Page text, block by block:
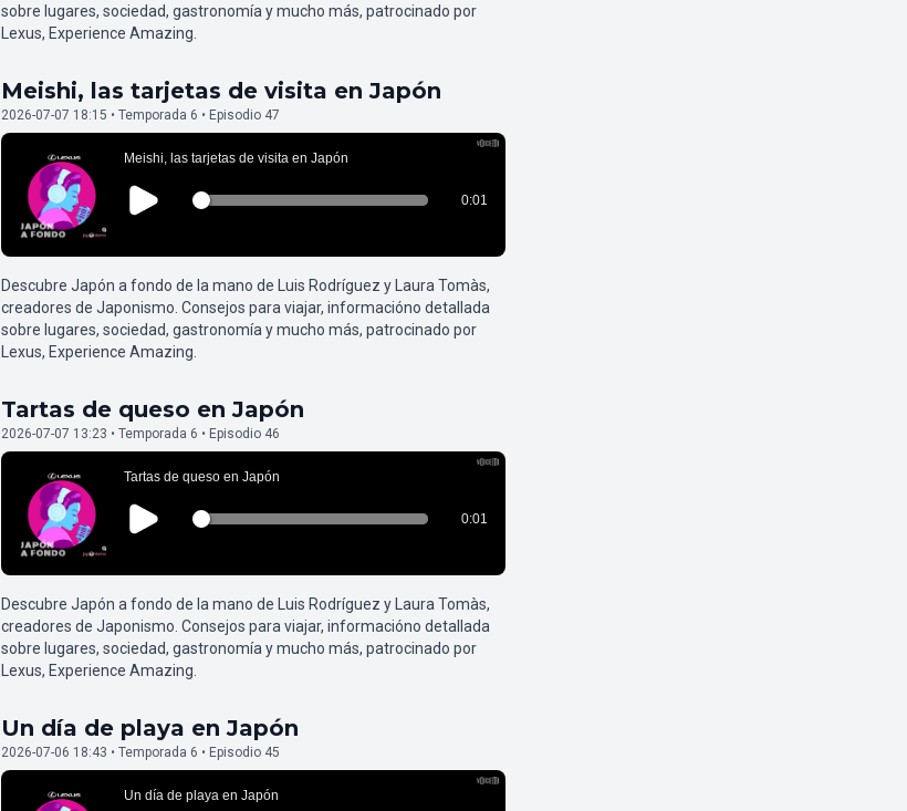
sobre lugares, sociedad, gastronomía y mucho más, patrocinado por
Lexus, Experience Amazing.
Meishi, las tarjetas de visita en Japón
2026-07-07 18:15 • Temporada 6 • Episodio 47
Descubre Japón a fondo de la mano de Luis Rodríguez y Laura Tomàs,
creadores de Japonismo. Consejos para viajar, informacióno detallada
sobre lugares, sociedad, gastronomía y mucho más, patrocinado por
Lexus, Experience Amazing.
Tartas de queso en Japón
2026-07-07 13:23 • Temporada 6 • Episodio 46
Descubre Japón a fondo de la mano de Luis Rodríguez y Laura Tomàs,
creadores de Japonismo. Consejos para viajar, informacióno detallada
sobre lugares, sociedad, gastronomía y mucho más, patrocinado por
Lexus, Experience Amazing.
Un día de playa en Japón
2026-07-06 18:43 • Temporada 6 • Episodio 45